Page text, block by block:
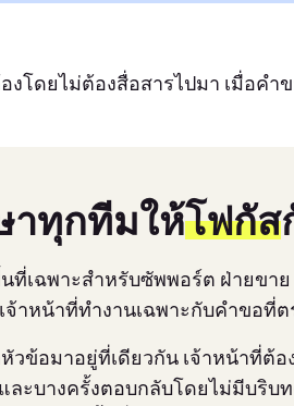
โดยไม่ต้องสื่อสารไปมา เมื่อค
าทุกทีมให้โฟกัส
ที่เฉพาะสำหรับซัพพอร์ต ฝ่ายขา
จ้าหน้าที่ทำงานเฉพาะกับคำขอที่
วข้อมาอยู่ที่เดียวกัน เจ้าหน้าที่ต้อ
ละบางครั้งตอบกลับโดยไม่มีบริ